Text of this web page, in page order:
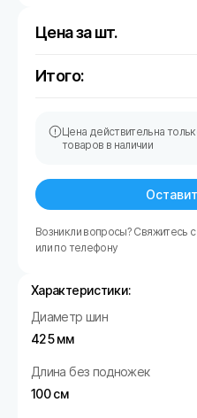
Цена за шт.
Итого:
Цена действительна
товаров в наличии
Возникли вопросы? Свяжитесь
или по телефону
Характеристики:
Диаметр шин
425 мм
Длина без подножек
100 см